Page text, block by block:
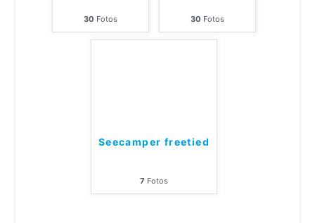
30 Fotos 30 Fotos
Seecamper freetied
7 Fotos